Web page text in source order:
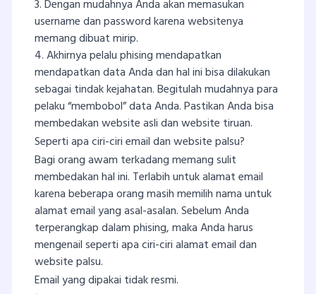
3. Dengan mudahnya Anda akan memasukan
username dan password karena websitenya
memang dibuat mirip.
4. Akhirnya pelalu phising mendapatkan
mendapatkan data Anda dan hal ini bisa dilakukan
sebagai tindak kejahatan. Begitulah mudahnya para
pelaku “membobol” data Anda. Pastikan Anda bisa
membedakan website asli dan website tiruan.
Seperti apa ciri-ciri email dan website palsu?
Bagi orang awam terkadang memang sulit
membedakan hal ini. Terlabih untuk alamat email
karena beberapa orang masih memilih nama untuk
alamat email yang asal-asalan. Sebelum Anda
terperangkap dalam phising, maka Anda harus
mengenail seperti apa ciri-ciri alamat email dan
website palsu.
Email yang dipakai tidak resmi.